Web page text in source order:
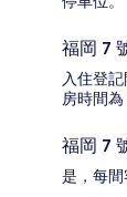
福岡 7
入住登
房時間為
福岡 7
是，每間